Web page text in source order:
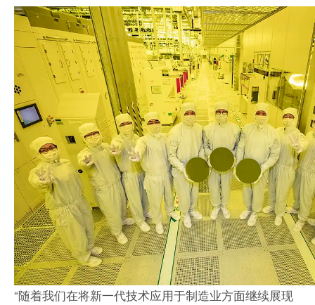
“随着我们在将新一代技术应用于制造业方面继续展现